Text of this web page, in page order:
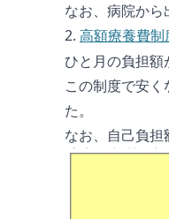
なお、病院から
2. 高額療養費制
ひと月の負担額
この制度で安
た。
なお、自己負担